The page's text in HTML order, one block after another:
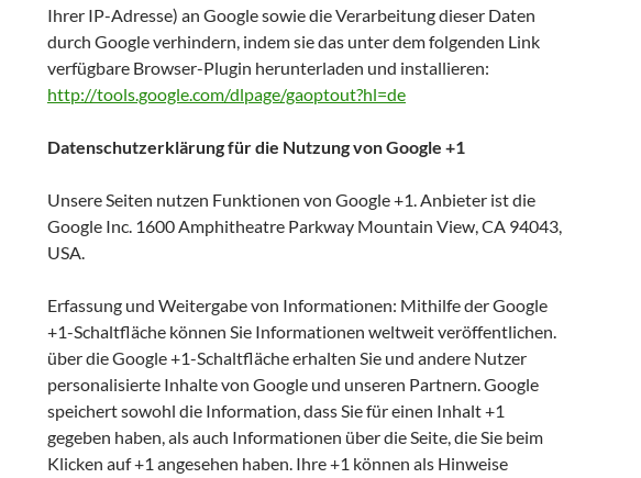
Ihrer IP-Adresse) an Google sowie die Verarbeitung dieser Daten
durch Google verhindern, indem sie das unter dem folgenden Link
verfügbare Browser-Plugin herunterladen und installieren:
http://tools.google.com/dlpage/gaoptout?hl=de
Datenschutzerklärung für die Nutzung von Google +1
Unsere Seiten nutzen Funktionen von Google +1. Anbieter ist die
Google Inc. 1600 Amphitheatre Parkway Mountain View, CA 94043,
USA.
Erfassung und Weitergabe von Informationen: Mithilfe der Google
+1-Schaltfläche können Sie Informationen weltweit veröffentlichen.
über die Google +1-Schaltfläche erhalten Sie und andere Nutzer
personalisierte Inhalte von Google und unseren Partnern. Google
speichert sowohl die Information, dass Sie für einen Inhalt +1
gegeben haben, als auch Informationen über die Seite, die Sie beim
Klicken auf +1 angesehen haben. Ihre +1 können als Hinweise